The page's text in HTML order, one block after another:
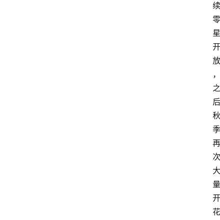
续
零
星
开
放
，
之
后
秋
季
再
次
大
量
开
花